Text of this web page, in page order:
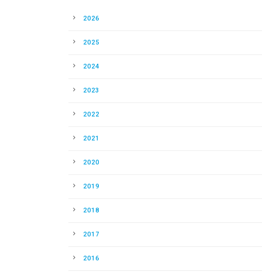
2026
2025
2024
2023
2022
2021
2020
2019
2018
2017
2016